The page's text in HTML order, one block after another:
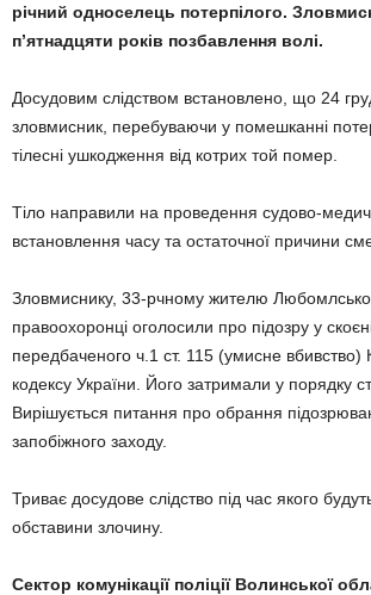
річний односелець потерпілого.
п’ятнадцяти років позбавлення волі.
Досудовим слідством встановлено, що 24
зловмисник, перебуваючи у помешканні
тілесні ушкодження від котрих той помер.
Тіло направили на проведення судово-
встановлення часу та остаточної причини
Зловмиснику, 33-рчному жителю
правоохоронці оголосили про підозру у
передбаченого ч.1 ст. 115 (умисне вбивство)
кодексу України. Його затримали у порядку
Вирішується питання про обрання
запобіжного заходу.
Триває досудове слідство під час якого будуть
обставини злочину.
Сектор комунікації поліції Волинської